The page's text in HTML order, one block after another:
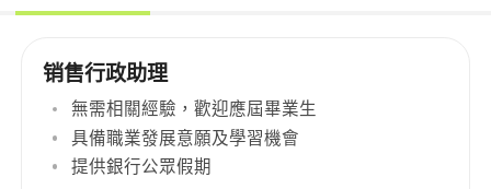
销售行政助理
無需相關經驗，歡迎應屆畢業生
具備職業發展意願及學習機會
提供銀行公眾假期